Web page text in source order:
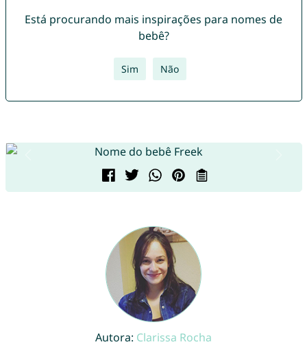
Está procurando mais inspirações para nomes de
bebê?
Sim Não
Autora: Clarissa Rocha